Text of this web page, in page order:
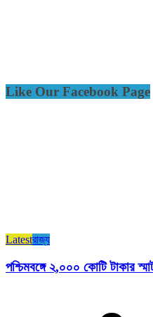
Like Our Facebook Page
Latestরাজ্য​
পশ্চিমবঙ্গে ২,০০০ কোটি টাকার